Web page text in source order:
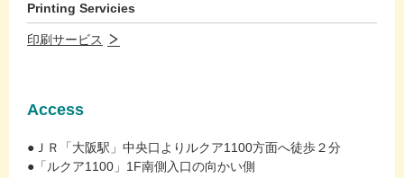
Printing Servicies
印刷サービス
Access
●ＪＲ「大阪駅」中央口よりルクア1100方面へ徒歩２分
●「ルクア1100」1F南側入口の向かい側